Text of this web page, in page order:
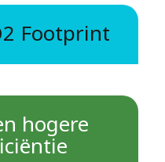
Footprint
hogere